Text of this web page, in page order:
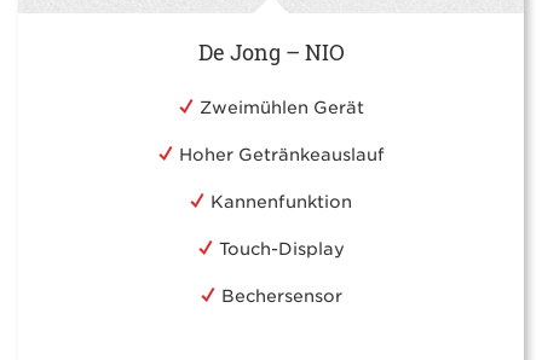
De Jong – NIO
Zweimühlen Gerät
Hoher Getränkeauslauf
Kannenfunktion
Touch-Display
Bechersensor